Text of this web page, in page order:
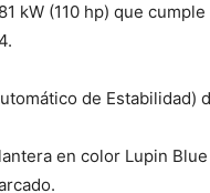
kW (110 hp) que
de Estabilidad)
en color Lupin